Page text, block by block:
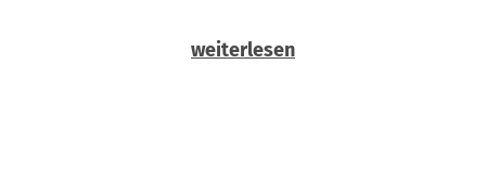
weiterlesen